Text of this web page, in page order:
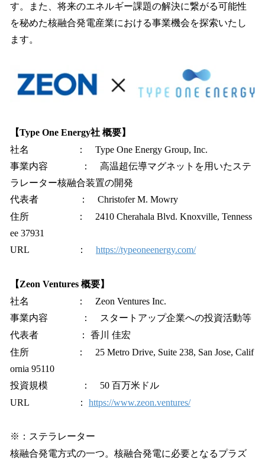
す。また、将来のエネルギー課題の解決に繋がる可能性
を秘めた核融合発電産業における事業機会を探索いたし
ます。
【Type One Energy社 概要】
社名 ： Type One Energy Group, Inc.
事業内容 ： 高温超伝導マグネットを用いたステ
ラレーター核融合装置の開発
代表者 ： Christofer M. Mowry
住所 ： 2410 Cherahala Blvd. Knoxville, Tenness
ee 37931
URL ： https://typeoneenergy.com/
【Zeon Ventures 概要】
社名 ： Zeon Ventures Inc.
事業内容 ： スタートアップ企業への投資活動等
代表者 ： 香川 佳宏
住所 ： 25 Metro Drive, Suite 238, San Jose, Calif
ornia 95110
投資規模 ： 50 百万米ドル
URL ： https://www.zeon.ventures/
※：ステラレーター
核融合発電方式の一つ。核融合発電に必要となるプラズ